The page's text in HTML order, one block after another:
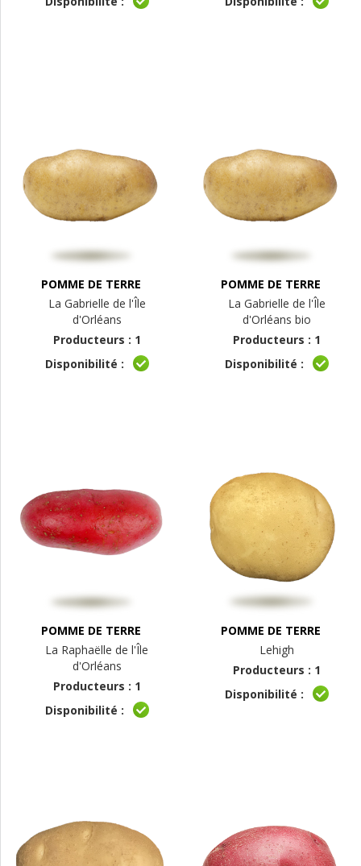
POMME DE TERRE
La Gabrielle de l'Île
d'Orléans
Producteurs : 1
Disponibilité :
POMME DE TERRE
La Gabrielle de l'Île
d'Orléans bio
Producteurs : 1
Disponibilité :
POMME DE TERRE
La Raphaëlle de l'Île
d'Orléans
Producteurs : 1
Disponibilité :
POMME DE TERRE
Lehigh
Producteurs : 1
Disponibilité :